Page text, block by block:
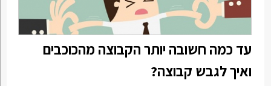
עד כמה חשובה יותר הקבוצה מהכוכבים
ואיך לגבש קבוצה?